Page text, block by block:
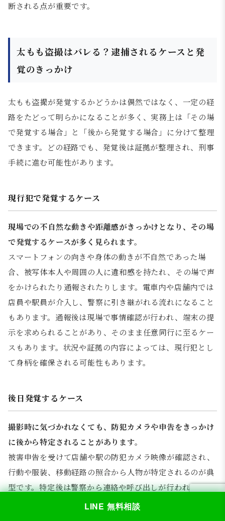
LINE 無料相談
断される点が重要です。
太もも盗撮はバレる？逮捕されるケースと発
覚のきっかけ
太もも盗撮が発覚するかどうかは偶然ではなく、一定の経
路をたどって明らかになることが多く、実務上は「その場
で発覚する場合」と「後から発覚する場合」に分けて整理
できます。どの経路でも、発覚後は証拠が整理され、刑事
手続に進む可能性があります。
現行犯で発覚するケース
現場での不自然な動きや距離感がきっかけとなり、その場
で発覚するケースが多く見られます。
スマートフォンの向きや身体の動きが不自然であった場
合、被写体本人や周囲の人に違和感を持たれ、その場で声
をかけられたり通報されたりします。電車内や店舗内では
店員や駅員が介入し、警察に引き継がれる流れになること
もあります。通報後は現場で事情確認が行われ、端末の提
示を求められることがあり、そのまま任意同行に至るケー
スもあります。状況や証拠の内容によっては、現行犯とし
て身柄を確保される可能性もあります。
後日発覚するケース
撮影時に気づかれなくても、防犯カメラや申告をきっかけ
に後から特定されることがあります。
被害申告を受けて店舗や駅の防犯カメラ映像が確認され、
行動や服装、移動経路の照合から人物が特定されるのが典
型です。特定後は警察から連絡や呼び出しが行われ、事情
聴取に進みます。また、一度問題が発覚すると、スマート